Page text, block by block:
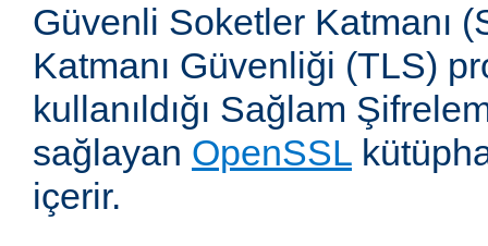
Güvenli Soketler Katmanı
Katmanı Güvenliği (TLS)
kullanıldığı Sağlam
sağlayan OpenSSL
içerir.